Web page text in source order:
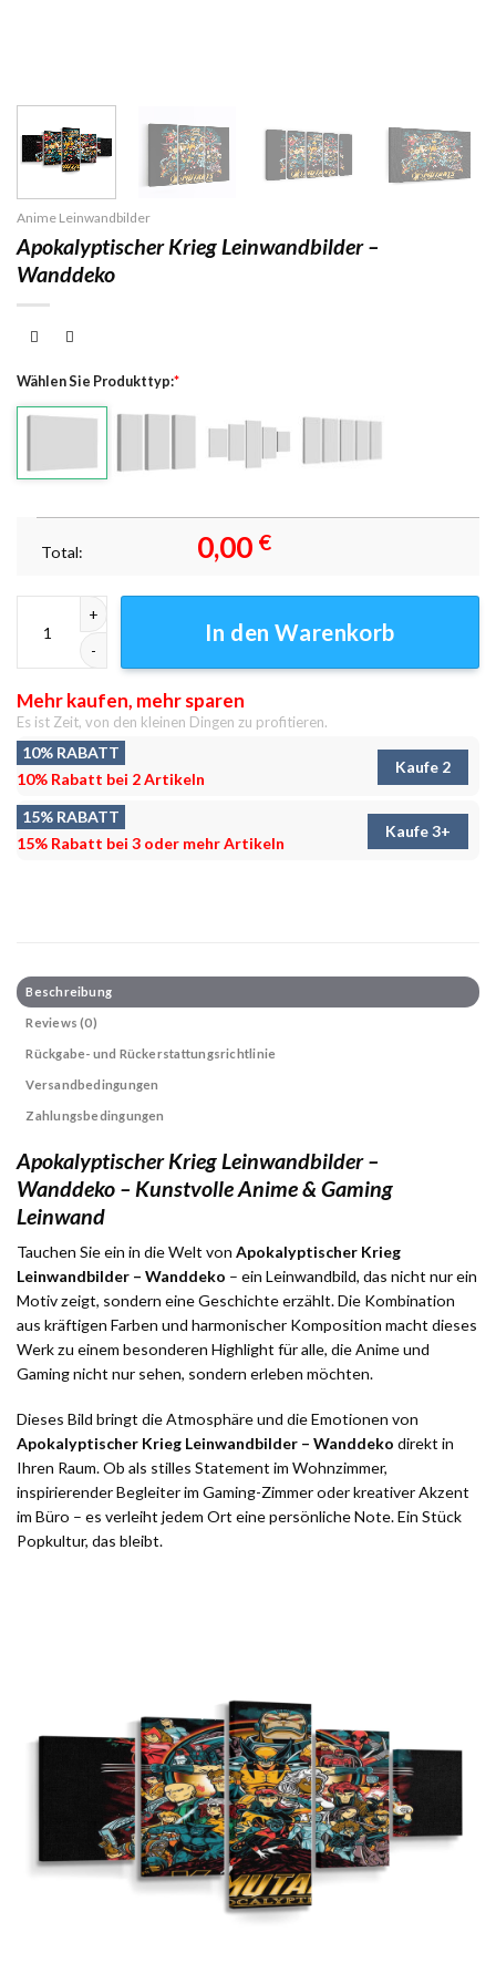
Anime Leinwandbilder
Apokalyptischer Krieg Leinwandbilder –
Wanddeko
Wählen Sie Produkttyp:*
Total: 0,00 €
In den Warenkorb
Mehr kaufen, mehr sparen
Es ist Zeit, von den kleinen Dingen zu profitieren.
10% RABATT
10% Rabatt bei 2 Artikeln
Kaufe 2
15% RABATT
15% Rabatt bei 3 oder mehr Artikeln
Kaufe 3+
Beschreibung
Reviews (0)
Rückgabe- und Rückerstattungsrichtlinie
Versandbedingungen
Zahlungsbedingungen
Apokalyptischer Krieg Leinwandbilder –
Wanddeko – Kunstvolle Anime & Gaming
Leinwand
Tauchen Sie ein in die Welt von Apokalyptischer Krieg
Leinwandbilder – Wanddeko – ein Leinwandbild, das nicht nur ein
Motiv zeigt, sondern eine Geschichte erzählt. Die Kombination
aus kräftigen Farben und harmonischer Komposition macht dieses
Werk zu einem besonderen Highlight für alle, die Anime und
Gaming nicht nur sehen, sondern erleben möchten.
Dieses Bild bringt die Atmosphäre und die Emotionen von
Apokalyptischer Krieg Leinwandbilder – Wanddeko direkt in
Ihren Raum. Ob als stilles Statement im Wohnzimmer,
inspirierender Begleiter im Gaming-Zimmer oder kreativer Akzent
im Büro – es verleiht jedem Ort eine persönliche Note. Ein Stück
Popkultur, das bleibt.